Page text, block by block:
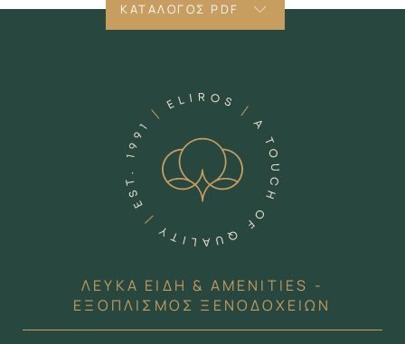
ΚΑΤΑΛΟΓΟΣ PDF
ΛΕΥΚΑ ΕΙΔΗ & AMENITIES -
ΕΞΟΠΛΙΣΜΟΣ ΞΕΝΟΔΟΧΕΙΩΝ